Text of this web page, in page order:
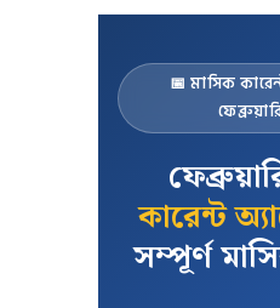
📅 মাসিক
কারেন্ট
সম্পূর্ণ